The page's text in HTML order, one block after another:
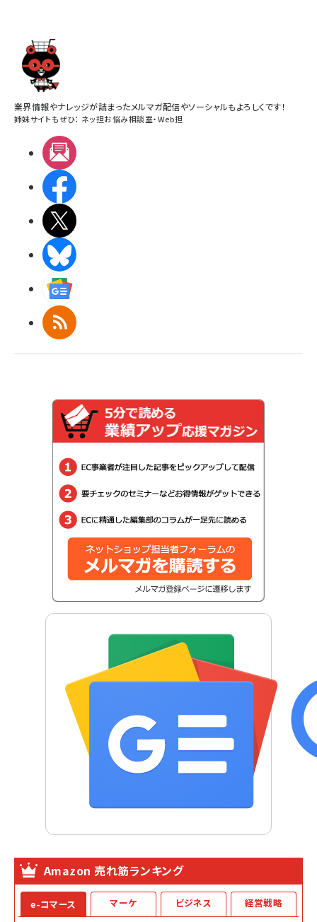
業界情報やナレッジが詰まったメルマガ配信やソーシャルもよろしくです！
姉妹サイトもぜひ： ネッ担お悩み相談室・Web担
RSS
Amazon 売れ筋ランキング
e-コマース マーケ ビジネス 経営戦略